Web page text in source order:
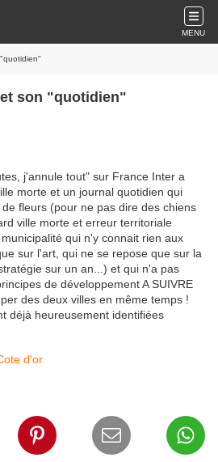
MENU
son "quotidien"
j'annule tout" sur France Inter a
morte et un journal quotidien qui
fleurs (pour ne pas dire des chiens
ville morte et erreur territoriale
qui n'y connait rien aux
sur l'art, qui ne se repose que sur la
sur un an...) et qui n'a pas
de développement A SUIVRE
des deux villes en même temps !
déjà heureusement identifiées
d'or